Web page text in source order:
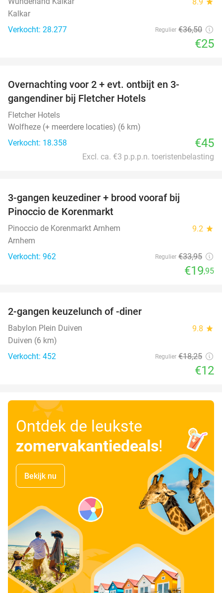
Kalkar
Verkocht: 28.277
Regulier €36,50
€25
Overnachting voor 2 + evt. ontbijt en 3-
gangendiner bij Fletcher Hotels
Fletcher Hotels
Wolfheze (+ meerdere locaties) (6 km)
Verkocht: 18.358
€45
Excl. ca. €3 p.p.p.n. toeristenbelasting
3-gangen keuzediner + brood vooraf bij
Pinoccio de Korenmarkt
Pinoccio de Korenmarkt Arnhem 9.2 star
Arnhem
Verkocht: 962
Regulier €33,95
€19,95
2-gangen keuzelunch of -diner
Babylon Plein Duiven 9.8 star
Duiven (6 km)
Verkocht: 452
Regulier €18,25
€12
Ontdek de leukste
zomervakantiedeals!
Bekijk nu